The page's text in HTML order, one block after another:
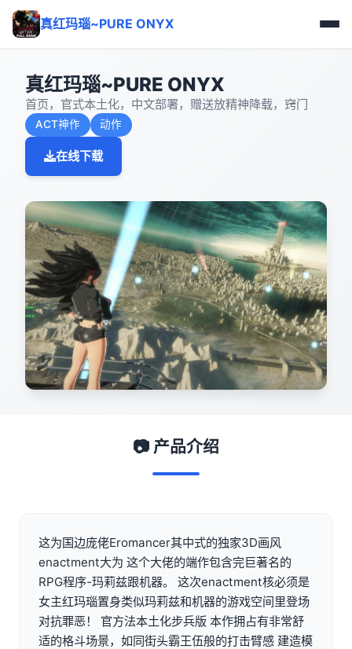
真红玛瑙~PURE ONYX
真红玛瑙~PURE ONYX
首页，官式本土化，中文部署，赠送放精神降载，窍门
ACT神作 动作
在线下载
📷 产品介绍
这为国边庞佬Eromancer其中式的独家3D画风
enactment大为 这个大佬的端作包含完巨著名的
RPG程序-玛莉兹跟机器。 这次enactment核必须是
女主红玛瑙置身类似玛莉兹和机器的游戏空间里登场
对抗罪恶！ 官方法本土化步兵版 本作拥占有非常舒
适的格斗场景，如同街头霸王伍般的打击臂感 建造模